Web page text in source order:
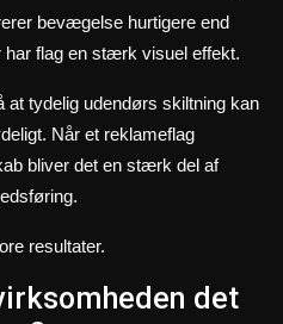
bevægelse hurtigere end
flag en stærk visuel effekt.
at tydelig udendørs skiltning kan
Når et reklameflag
bliver det en stærk del af
resultater.
det